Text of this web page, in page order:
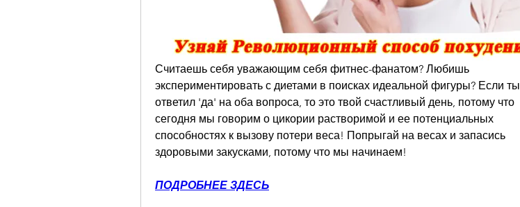
Считаешь себя уважающим себя фитнес-фанатом? Любишь
экспериментировать с диетами в поисках идеальной фигуры? Если ты
ответил 'да' на оба вопроса, то это твой счастливый день, потому что
сегодня мы говорим о цикории растворимой и ее потенциальных
способностях к вызову потери веса! Попрыгай на весах и запасись
здоровыми закусками, потому что мы начинаем!
ПОДРОБНЕЕ ЗДЕСЬ